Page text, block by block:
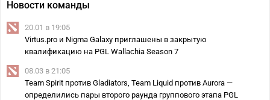
Новости команды
20.01 в 19:05
Virtus.pro и Nigma Galaxy приглашены в закрытую
квалификацию на PGL Wallachia Season 7
08.03 в 21:05
Team Spirit против Gladiators, Team Liquid против Aurora —
определились пары второго раунда группового этапа PGL